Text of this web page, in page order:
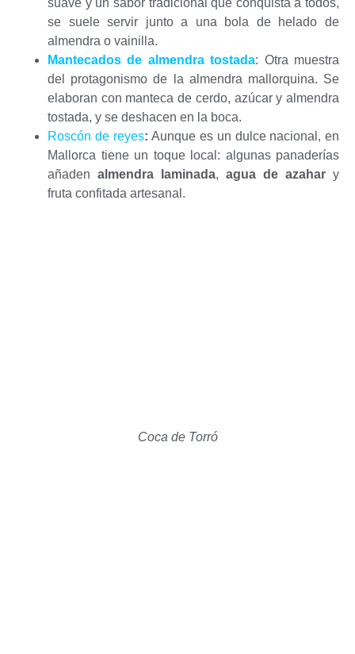
se suele servir junto a una bola de helado de
almendra o vainilla.
Mantecados de almendra tostada: Otra muestra
del protagonismo de la almendra mallorquina. Se
elaboran con manteca de cerdo, azúcar y almendra
tostada, y se deshacen en la boca.
Roscón de reyes:Aunque es un dulce nacional, en
Mallorca tiene un toque local: algunas panaderías
añaden almendra laminada, agua de azahar y
fruta confitada artesanal.
Coca de Torró